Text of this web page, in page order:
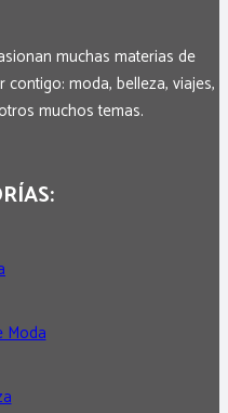
muchas materias de
moda, belleza, viajes,
muchos temas.
Moda